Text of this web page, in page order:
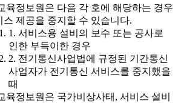
육정보원은 다음 각 호에 해당하는 경우
스 제공을 중지할 수 있습니다.
1. 서비스용 설비의 보수 또는 공사로
인한 부득이한 경우
2. 전기통신사업법에 규정된 기간통신
사업자가 전기통신 서비스를 중지했을
때
육정보원은 국가비상사태, 서비스 설비